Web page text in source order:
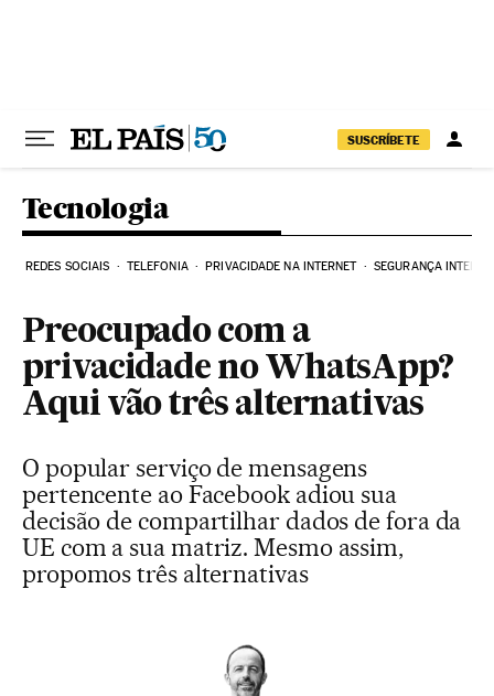
SUSCRÍBETE
Tecnologia
REDES SOCIAIS TELEFONIA PRIVACIDADE NA INTERNET SEGURANÇA
Preocupado com a
privacidade no WhatsApp?
Aqui vão três alternativas
O popular serviço de mensagens
pertencente ao Facebook adiou sua
decisão de compartilhar dados de fora da
UE com a sua matriz. Mesmo assim,
propomos três alternativas